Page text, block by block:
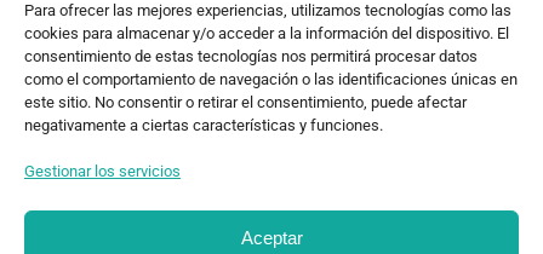
Para ofrecer las mejores experiencias, utilizamos tecnologías como las
cookies para almacenar y/o acceder a la información del dispositivo. El
consentimiento de estas tecnologías nos permitirá procesar datos
como el comportamiento de navegación o las identificaciones únicas en
este sitio. No consentir o retirar el consentimiento, puede afectar
negativamente a ciertas características y funciones.
Gestionar los servicios
Aceptar
Catálogo
Escrituras Locales
Estudio
Investigación